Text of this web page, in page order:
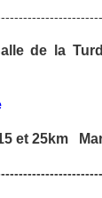
de la
et 25km